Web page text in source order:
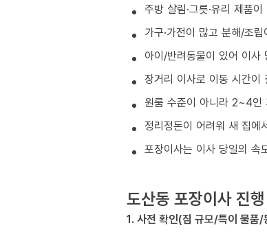
주방 살림·그릇·유리 제품
가구·가전이 많고 분해/조
아이/반려동물이 있어 이사
장거리 이사로 이동 시간이
원룸 수준이 아니라 2~4인
정리정돈이 어려워 새 집에
포장이사는 이사 당일의 속
도산동 포장이사 진
1. 사전 확인(짐 규모/특이 물품/